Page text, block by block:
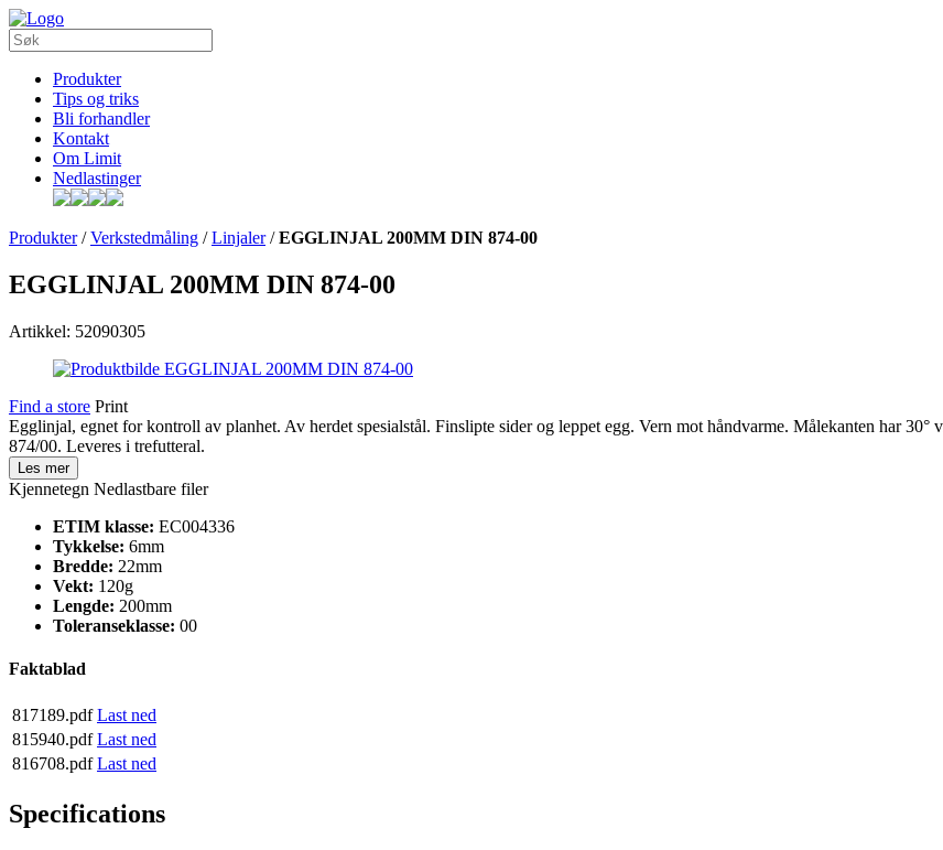
Produkter
Tips og triks
Bli forhandler
Kontakt
Om Limit
Nedlastinger
Produkter/Verkstedmåling /Linjaler/EGGLINJAL 200MM DIN 874-00
EGGLINJAL 200MM DIN 874-00
Artikkel: 52090305
Find a store Print
Egglinjal, egnet for kontroll av planhet. Av herdet spesialstål. Finslipte sider og leppet egg. Vern mot håndvarme. Målekanten har
874/00. Leveres i trefutteral.
Les mer
Kjennetegn Nedlastbare filer
ETIM klasse: EC004336
Tykkelse: 6mm
Bredde: 22mm
Vekt: 120g
Lengde: 200mm
Toleranseklasse: 00
Faktablad
817189.pdf Last ned
815940.pdf Last ned
816708.pdf Last ned
Specifications